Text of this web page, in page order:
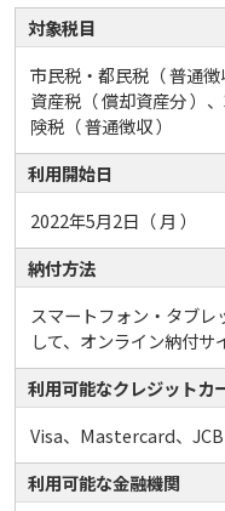
対象税目
市民税・都民税（ 普通
資産税（ 償却資産分 ）
険税（ 普通徴収 ）
利用開始日
2022年5月2日（ 月 ）
納付方法
スマートフォン・タブ
して、オンライン納付
利用可能なクレジットカ
Visa、Mastercard、
利用可能な金融機関